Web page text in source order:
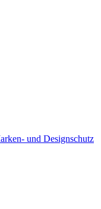
und Designschutz